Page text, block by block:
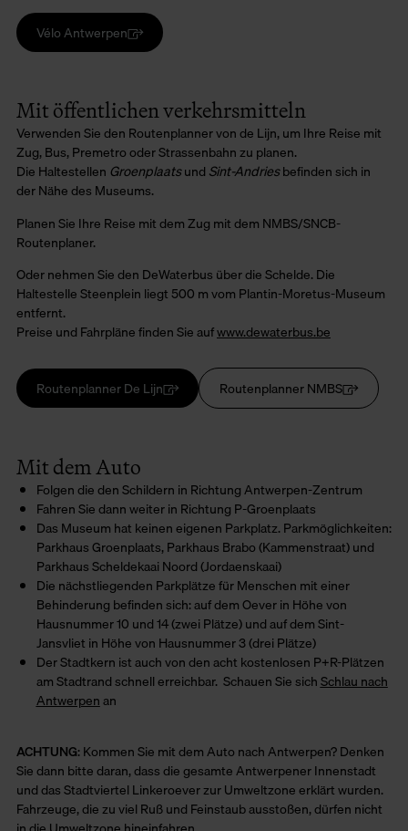
Vélo Antwerpen
Mit öffentlichen verkehrsmitteln
Verwenden Sie den Routenplanner von de Lijn, um Ihre Reise mit
Zug, Bus, Premetro oder Strassenbahn zu planen.
Die Haltestellen Groenplaatsund Sint-Andriesbefinden sich in
der Nähe des Museums.
Planen Sie Ihre Reise mit dem Zug mit dem NMBS/SNCB-
Routenplaner.
Oder nehmen Sie den DeWaterbus über die Schelde. Die
Haltestelle Steenplein liegt 500 m vom Plantin-Moretus-Museum
entfernt.
Preise und Fahrpläne finden Sie aufwww.dewaterbus.be
Routenplanner De Lijn Routenplanner NMBS
Mit dem Auto
Folgen die den Schildern in Richtung Antwerpen-Zentrum
Fahren Sie dann weiter in Richtung P-Groenplaats
Das Museum hat keinen eigenen Parkplatz. Parkmöglichkeiten:
Parkhaus Groenplaats, Parkhaus Brabo (Kammenstraat) und
Parkhaus Scheldekaai Noord (Jordaenskaai)
Die nächstliegenden Parkplätze für Menschen mit einer
Behinderung befinden sich: auf dem Oever in Höhe von
Hausnummer 10 und 14 (zwei Plätze) und auf dem Sint-
Jansvliet in Höhe von Hausnummer 3 (drei Plätze)
Der Stadtkern ist auch von den acht kostenlosen P+R-Plätzen
am Stadtrand schnell erreichbar. Schauen Sie sichSchlau nach
Antwerpenan
ACHTUNG: Kommen Sie mit dem Auto nach Antwerpen? Denken
Sie dann bitte daran, dass die gesamte Antwerpener Innenstadt
und das Stadtviertel Linkeroever zur Umweltzone erklärt wurden.
Fahrzeuge, die zu viel Ruß und Feinstaub ausstoßen, dürfen nicht